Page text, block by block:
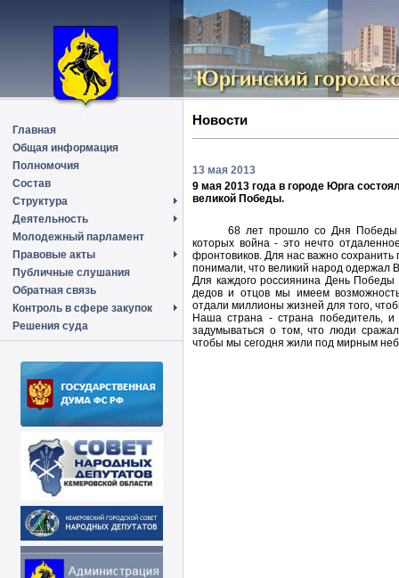
Главная
Общая информация
Полномочия
Состав
Структура
Деятельность
Молодежный парламент
Правовые акты
Публичные слушания
Обратная связь
Контроль в сфере закупок
Решения суда
Новости
13 мая 2013
9 мая 2013 года в городе Юрга
великой Победы.
68 лет прошло со Дня Победы
которых война - это нечто
фронтовиков. Для нас важно
понимали, что великий народ одержал
Для каждого россиянина День
дедов и отцов мы имеем
отдали миллионы жизней для того,
Наша страна - страна победитель,
задумываться о том, что люди
чтобы мы сегодня жили под мирным